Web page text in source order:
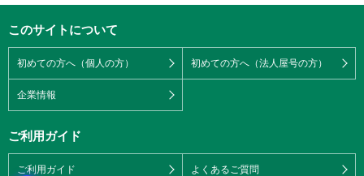
このサイトについて
初めての方へ（個人の方） 初めての方へ（法人屋号の方）
企業情報
ご利用ガイド
ご利用ガイド よくあるご質問